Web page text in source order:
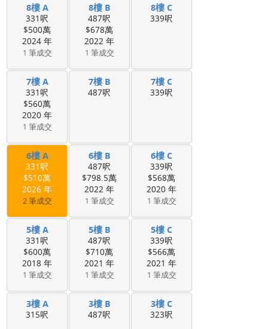
8樓 A
331呎
$500萬
2024 年
1 筆成交
8樓 B
487呎
$678萬
2022 年
1 筆成交
8樓 C
339呎
7樓 A
331呎
$560萬
2020 年
1 筆成交
7樓 B
487呎
7樓 C
339呎
6樓 A
331呎
$510萬
2026 年
2 筆成交
6樓 B
487呎
$798.5萬
2022 年
1 筆成交
6樓 C
339呎
$568萬
2020 年
1 筆成交
5樓 A
331呎
$600萬
2018 年
1 筆成交
5樓 B
487呎
$710萬
2021 年
1 筆成交
5樓 C
339呎
$566萬
2021 年
1 筆成交
3樓 A
315呎
3樓 B
487呎
3樓 C
323呎